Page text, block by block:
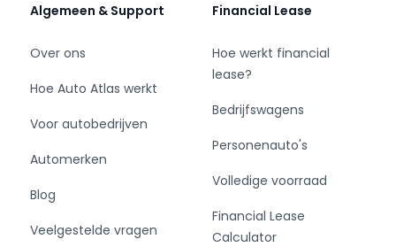
Algemeen & Support
Over ons
Hoe Auto Atlas werkt
Voor autobedrijven
Automerken
Blog
Veelgestelde vragen
Financial Lease
Hoe werkt financial
lease?
Bedrijfswagens
Personenauto's
Volledige voorraad
Financial Lease
Calculator